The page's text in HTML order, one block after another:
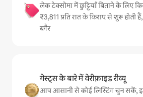
लेक टेक्सोमा में छुट्टियाँ बिताने के लिए
₹3,811 प्रति रात के किराए से शुरू
बगैर
गेस्ट्स के बारे में वेरीफ़ाइड रीव्यू
आप आसानी से कोई लिस्टिंग चुन सकें,